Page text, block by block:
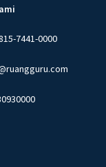
7441-0000